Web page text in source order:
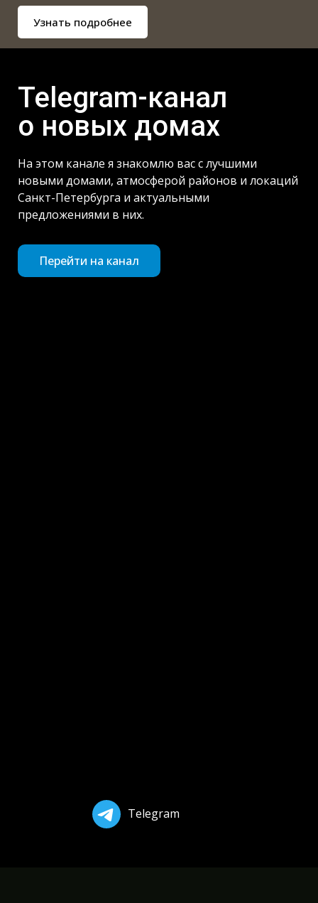
Узнать подробнее
Telegram
Telegram-канал
о новых домах
На этом канале я знакомлю вас с лучшими
новыми домами, атмосферой районов и локаций
Санкт-Петербурга и актуальными
предложениями в них.
Перейти на канал